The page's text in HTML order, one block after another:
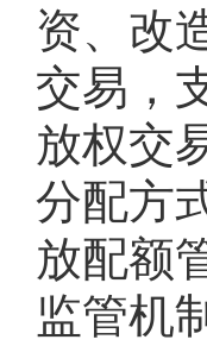
资、改
交易，
放权交
分配方
放配额
监管机